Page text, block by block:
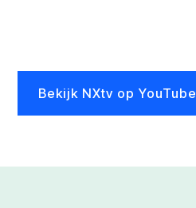
Bekijk NXtv op YouTube